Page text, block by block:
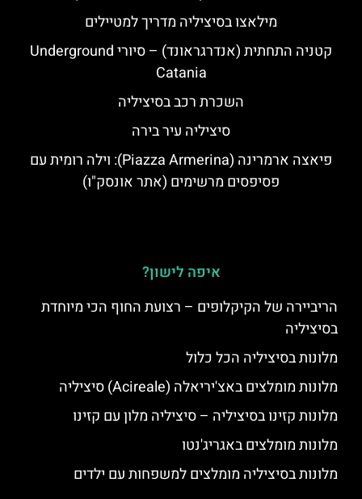
מילאצו בסיציליה מדריך למטיילים
קטניה התחתית (אנדרגראונד) – סיורי Underground
Catania
השכרת רכב בסיציליה
סיציליה עיר בירה
פיאצה ארמרינה (Piazza Armerina): וילה רומית עם
פסיפסים מרשימים (אתר אונסק"ו)
איפה לישון?
הריביירה של הקיקלופים – רצועת החוף הכי מיוחדת
בסיציליה
מלונות בסיציליה הכל כלול
מלונות מומלצים באצ'יריאלה (Acireale) סיציליה
מלונות קזינו בסיציליה – סיציליה מלון עם קזינו
מלונות מומלצים באגריג'נטו
מלונות בסיציליה מומלצים למשפחות עם ילדים